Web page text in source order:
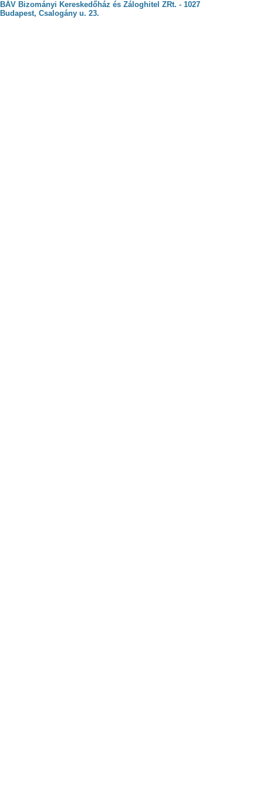
BÁV Bizományi Kereskedőház és Záloghitel ZRt. - 1027
Budapest, Csalogány u. 23.